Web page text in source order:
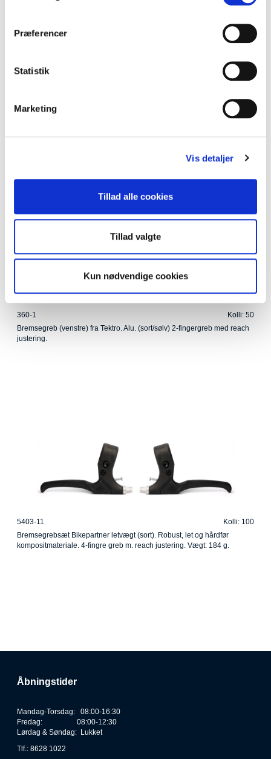
Præferencer
Statistik
Marketing
Vis detaljer
Tillad alle cookies
Tillad valgte
Kun nødvendige cookies
368-1
Kolli: 1/50
360-1
Kolli: 50
Bremsegreb (venstre) fra Tektro. Alu. (sort/sølv) 2-fingergreb med reach
justering.
5403-11
Kolli: 100
Bremsegrebsæt Bikepartner letvægt (sort). Robust, let og hårdfør
kompositmateriale. 4-fingre greb m. reach justering. Vægt: 184 g.
Åbningstider
Mandag-Torsdag: 08:00-16:30
Fredag: 08:00-12:30
Lørdag & Søndag: Lukket
Tlf.: 8628 1022